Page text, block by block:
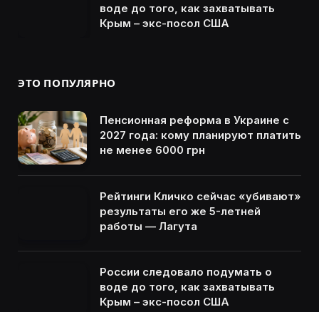
воде до того, как захватывать
Крым – экс-посол США
ЭТО ПОПУЛЯРНО
Пенсионная реформа в Украине с
2027 года: кому планируют платить
не менее 6000 грн
Рейтинги Кличко сейчас «убивают»
результаты его же 5-летней
работы — Лагута
России следовало подумать о
воде до того, как захватывать
Крым – экс-посол США